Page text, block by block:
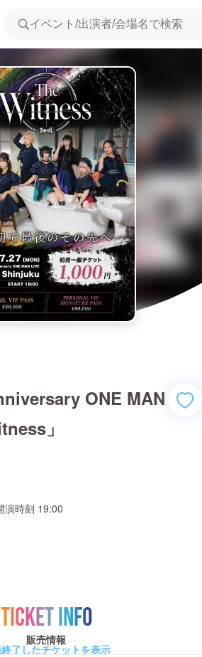
ONE MAN
」
演時刻 19:00
TICKET INFO
販売情報
了したチケットを表示